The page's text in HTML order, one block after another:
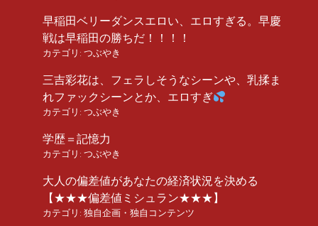
早稲田ベリーダンスエロい、エロすぎる。早慶
戦は早稲田の勝ちだ！！！！
カテゴリ: つぶやき
三吉彩花は、フェラしそうなシーンや、乳揉ま
れファックシーンとか、エロすぎ
カテゴリ: つぶやき
学歴＝記憶力
カテゴリ: つぶやき
大人の偏差値があなたの経済状況を決める
【★★★偏差値ミシュラン★★★】
カテゴリ: 独自企画・独自コンテンツ